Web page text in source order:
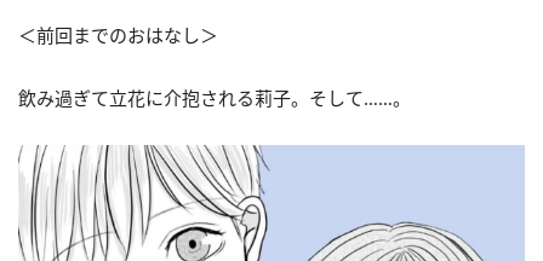
＜前回までのおはなし＞
飲み過ぎて立花に介抱される莉子。そして……。